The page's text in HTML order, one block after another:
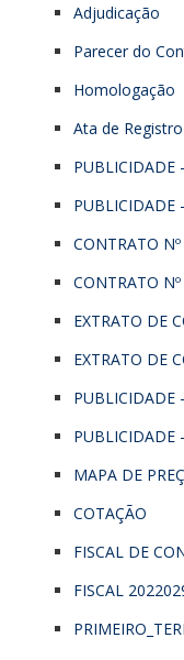
Adjudicação
Parecer do
Homologação
Ata de
PUBLICIDADE
PUBLICIDADE
CONTRATO
CONTRATO
EXTRATO DE
EXTRATO DE
PUBLICIDADE
PUBLICIDADE
MAPA DE
COTAÇÃO
FISCAL DE
FISCAL